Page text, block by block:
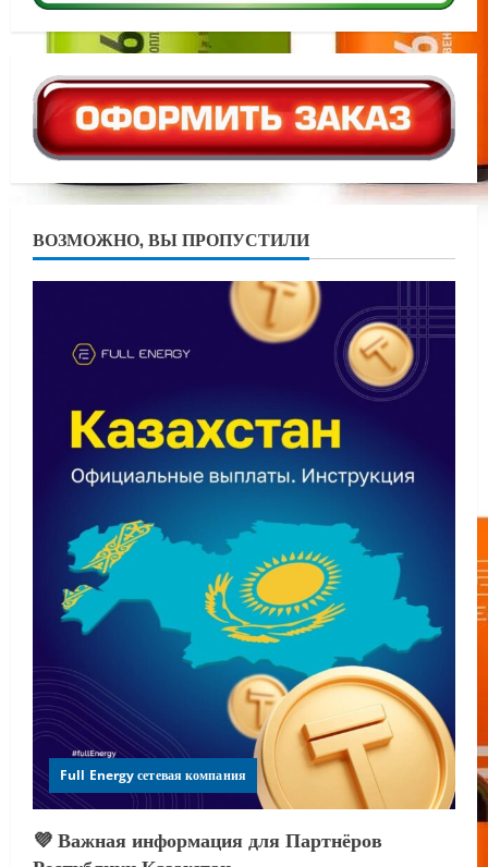
ВОЗМОЖНО, ВЫ ПРОПУСТИЛИ
Full Energy сетевая компания
💜 Важная информация для Партнёров